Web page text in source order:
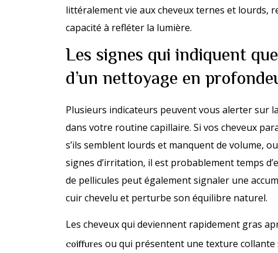
littéralement vie aux cheveux ternes et
capacité à refléter la lumière.
Les signes qui indiquent
d’un nettoyage en
Plusieurs indicateurs peuvent vous alerter sur
dans votre routine capillaire. Si vos cheveux
s’ils semblent lourds et manquent de volume,
signes d’irritation, il est probablement temps
de pellicules peut également signaler une
cuir chevelu et perturbe son équilibre naturel.
Les cheveux qui deviennent rapidement gras
coiffures ou qui présentent une texture collante